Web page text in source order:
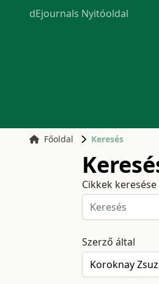
dEjournals Nyitóoldal
Főoldal Keresés
Cikkek keresése
Szerző által